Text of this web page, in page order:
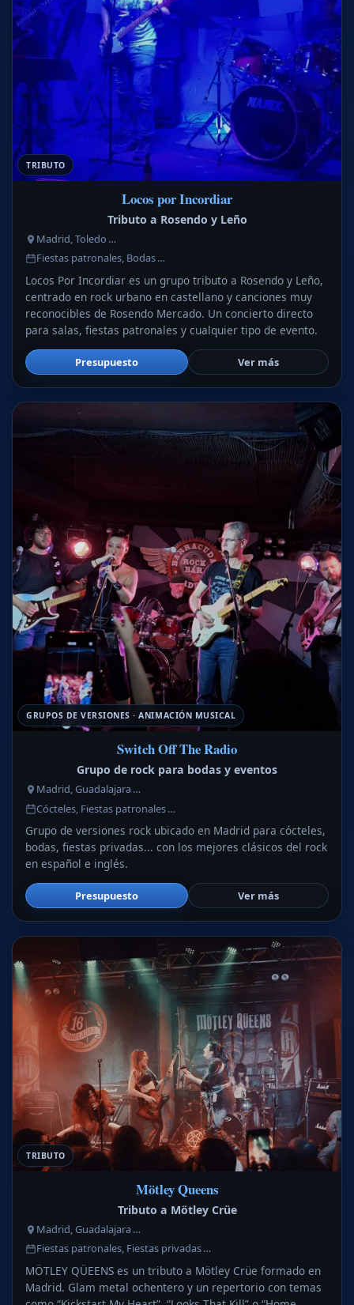
TRIBUTO
Locos por Incordiar
Tributo a Rosendo y Leño
Madrid, Toledo …
Fiestas patronales, Bodas …
Locos Por Incordiar es un grupo tributo a Rosendo y Leño,
centrado en rock urbano en castellano y canciones muy
reconocibles de Rosendo Mercado. Un concierto directo
para salas, fiestas patronales y cualquier tipo de evento.
Presupuesto Ver más
GRUPOS DE VERSIONES · ANIMACIÓN MUSICAL
Switch Off The Radio
Grupo de rock para bodas y eventos
Madrid, Guadalajara …
Cócteles, Fiestas patronales …
Grupo de versiones rock ubicado en Madrid para cócteles,
bodas, fiestas privadas... con los mejores clásicos del rock
en español e inglés.
Presupuesto Ver más
TRIBUTO
Mötley Queens
Tributo a Mötley Crüe
Madrid, Guadalajara …
Fiestas patronales, Fiestas privadas …
MÖTLEY QÜEENS es un tributo a Mötley Crüe formado en
Madrid. Glam metal ochentero y un repertorio con temas